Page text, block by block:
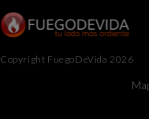
Copyright FuegoDeVida 2026